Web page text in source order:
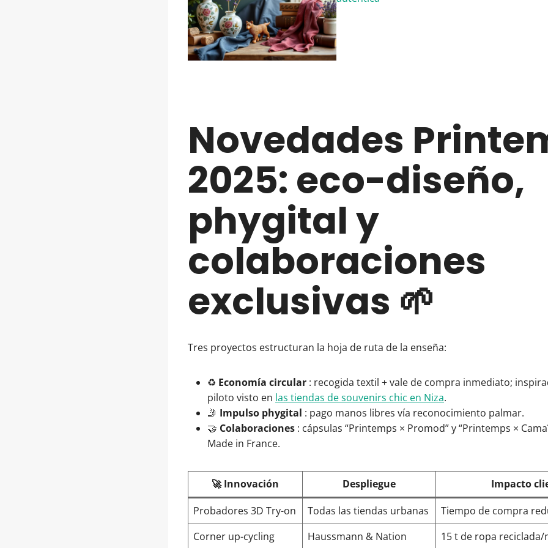
Novedades
2025: eco-diseño,
phygital y
colaboraciones
exclusivas 🌱
Tres proyectos estructuran la hoja de ruta de la enseña:
♻️ Economía circular : recogida textil + vale de compra inmediato;
piloto visto en las tiendas de souvenirs chic en Niza.
🤳 Impulso phygital : pago manos libres vía reconocimiento palmar.
🤝 Colaboraciones : cápsulas “Printemps × Promod” y “Printemps ×
Made in France.
🚀 Innovación Despliegue
Impacto
Probadores 3D Try-on
Todas las tiendas urbanas
Tiempo de compra
Corner up-cycling
Haussmann & Nation 15 t de ropa reciclada/